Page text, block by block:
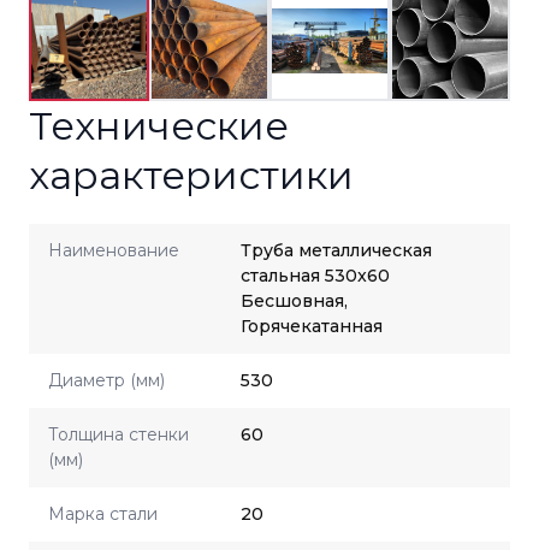
Технические
характеристики
Наименование
Труба металлическая
стальная 530x60
Бесшовная,
Горячекатанная
Диаметр (мм) 530
Толщина стенки
(мм)
60
Марка стали 20